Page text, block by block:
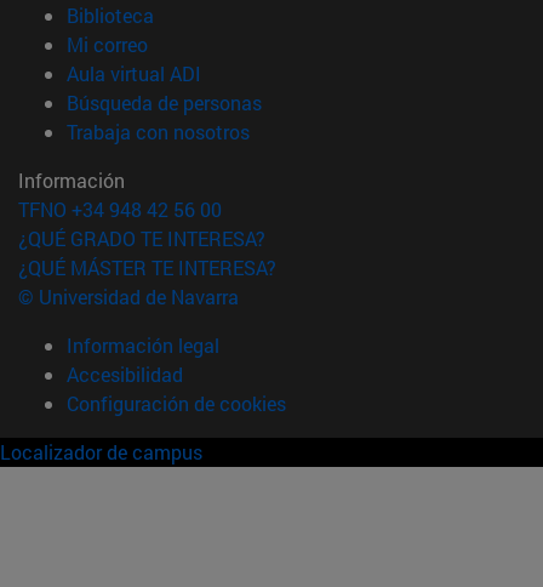
Biblioteca
Mi correo(abre en nueva ventana)
Aula virtual ADI
Búsqueda de personas(abre en nueva ventana)
Trabaja con nosotros(abre en nueva ventana)
Información
TFNO +34 948 42 56 00
¿QUÉ GRADO TE INTERESA?
¿QUÉ MÁSTER TE INTERESA?
© Universidad de Navarra
Información legal
Accesibilidad
Configuración de cookies
Localizador de campus